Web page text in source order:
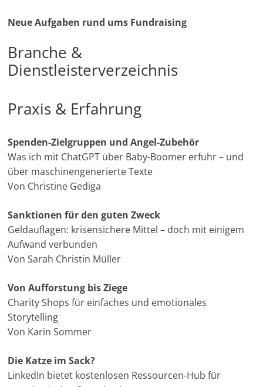
Neue Aufgaben rund ums Fundraising
Branche &
Dienstleisterverzeichnis
Praxis & Erfahrung
Spenden-Zielgruppen und Angel-Zubehör
Was ich mit ChatGPT über Baby-Boomer erfuhr – und
über maschinengenerierte Texte
Von Christine Gediga
Sanktionen für den guten Zweck
Geldauflagen: krisensichere Mittel – doch mit einigem
Aufwand verbunden
Von Sarah Christin Müller
Von Aufforstung bis Ziege
Charity Shops für einfaches und emotionales
Storytelling
Von Karin Sommer
Die Katze im Sack?
LinkedIn bietet kostenlosen Ressourcen-Hub für